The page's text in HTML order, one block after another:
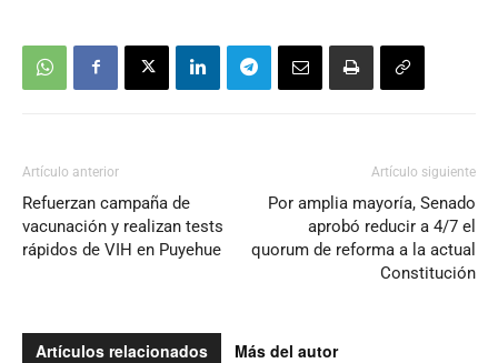
Artículo anterior
Refuerzan campaña de
vacunación y realizan tests
rápidos de VIH en Puyehue
Artículo siguiente
Por amplia mayoría, Senado
aprobó reducir a 4/7 el
quorum de reforma a la actual
Constitución
Artículos relacionados Más del autor